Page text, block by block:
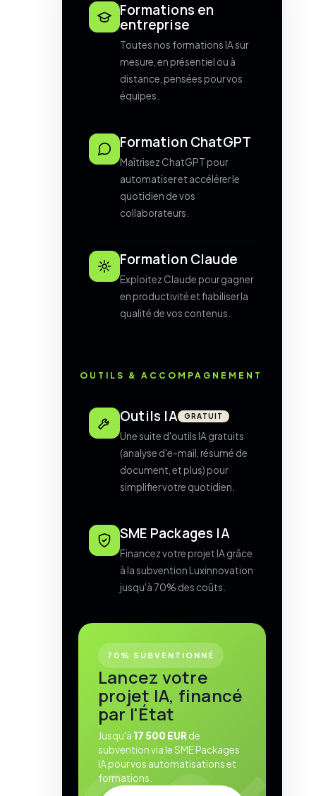
Formations en
entreprise
Toutes nos formations IA sur
mesure, en présentiel ou à
distance, pensées pour vos
équipes.
Formation ChatGPT
Maîtrisez ChatGPT pour
automatiser et accélérer le
quotidien de vos
collaborateurs.
Formation Claude
Exploitez Claude pour gagner
en productivité et fiabiliser la
qualité de vos contenus.
OUTILS & ACCOMPAGNEMENT
Outils IA GRATUIT
Une suite d'outils IA gratuits
(analyse d'e-mail, résumé de
document, et plus) pour
simplifier votre quotidien.
SME Packages IA
Financez votre projet IA grâce
à la subvention Luxinnovation
jusqu'à 70% des coûts.
70% SUBVENTIONNÉ
Lancez votre
projet IA, financé
par l'État
Jusqu'à 17 500 EUR de
subvention via le SME Packages
IA pour vos automatisations et
formations.